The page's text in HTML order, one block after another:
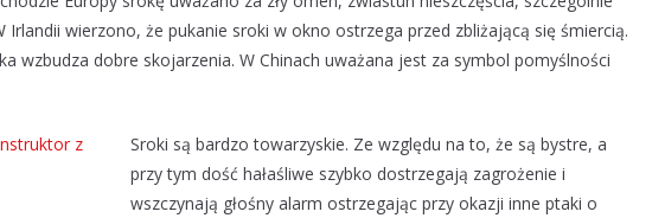
wierzono, że pukanie sroki w okno ostrzega przed zbliżającą się śmiercią.
wzbudza dobre skojarzenia. W Chinach uważana jest za symbol pomyślności
Sroki są bardzo towarzyskie. Ze względu na to, że są bystre, a
przy tym dość hałaśliwe szybko dostrzegają zagrożenie i
wszczynają głośny alarm ostrzegając przy okazji inne ptaki o